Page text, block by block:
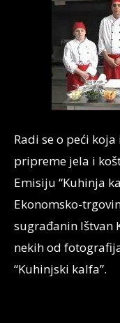
Radi se o peći
pripreme jela i
Emisiju “Kuhinja
Ekonomsko-
sugrađanin Ištvan
nekih od
“Kuhinjski kalfa”.